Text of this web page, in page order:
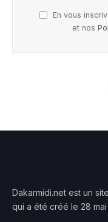
En vous
et nos
Dakarmidi.net est un
qui a été créé le 28 mai